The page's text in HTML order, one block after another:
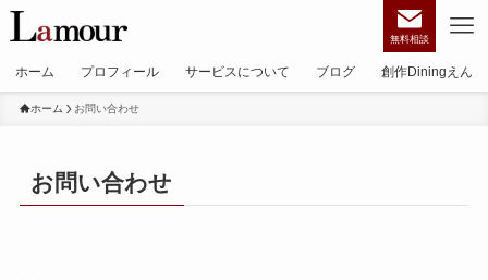
無料相談
ホーム プロフィール サービスについて ブログ 創作Diningえん
ホーム お問い合わせ
お問い合わせ